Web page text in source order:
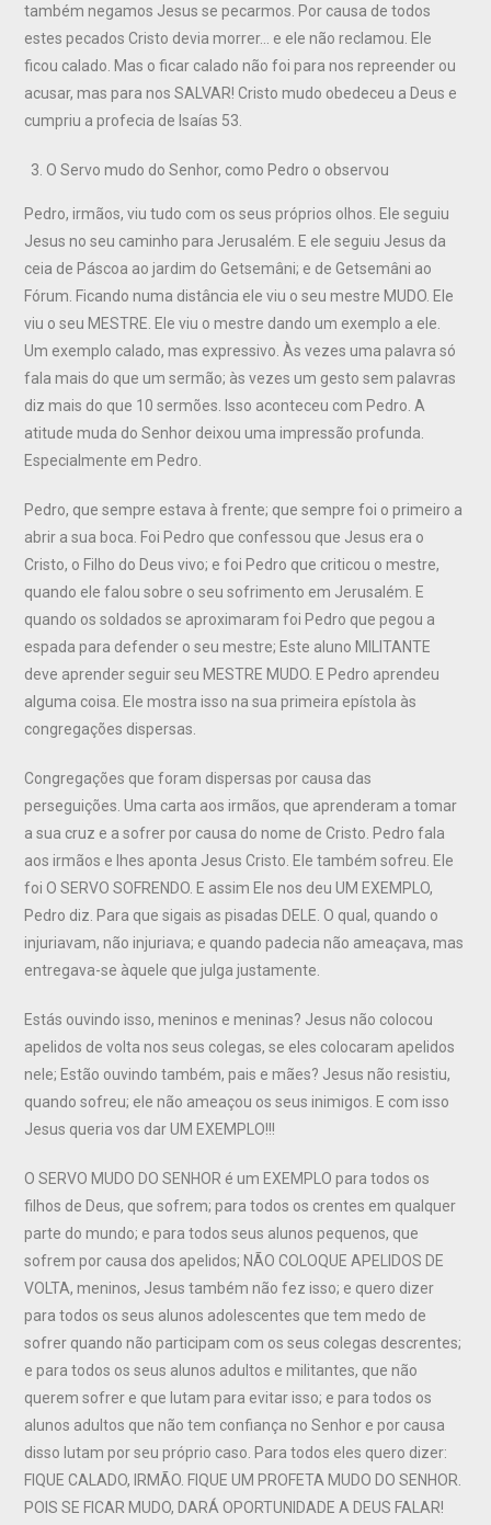
também negamos Jesus se pecarmos. Por causa de todos
estes pecados Cristo devia morrer… e ele não reclamou. Ele
ficou calado. Mas o ficar calado não foi para nos repreender ou
acusar, mas para nos SALVAR! Cristo mudo obedeceu a Deus e
cumpriu a profecia de Isaías 53.
O Servo mudo do Senhor, como Pedro o observou
Pedro, irmãos, viu tudo com os seus próprios olhos. Ele seguiu
Jesus no seu caminho para Jerusalém. E ele seguiu Jesus da
ceia de Páscoa ao jardim do Getsemâni; e de Getsemâni ao
Fórum. Ficando numa distância ele viu o seu mestre MUDO. Ele
viu o seu MESTRE. Ele viu o mestre dando um exemplo a ele.
Um exemplo calado, mas expressivo. Às vezes uma palavra só
fala mais do que um sermão; às vezes um gesto sem palavras
diz mais do que 10 sermões. Isso aconteceu com Pedro. A
atitude muda do Senhor deixou uma impressão profunda.
Especialmente em Pedro.
Pedro, que sempre estava à frente; que sempre foi o primeiro a
abrir a sua boca. Foi Pedro que confessou que Jesus era o
Cristo, o Filho do Deus vivo; e foi Pedro que criticou o mestre,
quando ele falou sobre o seu sofrimento em Jerusalém. E
quando os soldados se aproximaram foi Pedro que pegou a
espada para defender o seu mestre; Este aluno MILITANTE
deve aprender seguir seu MESTRE MUDO. E Pedro aprendeu
alguma coisa. Ele mostra isso na sua primeira epístola às
congregações dispersas.
Congregações que foram dispersas por causa das
perseguições. Uma carta aos irmãos, que aprenderam a tomar
a sua cruz e a sofrer por causa do nome de Cristo. Pedro fala
aos irmãos e lhes aponta Jesus Cristo. Ele também sofreu. Ele
foi O SERVO SOFRENDO. E assim Ele nos deu UM EXEMPLO,
Pedro diz. Para que sigais as pisadas DELE. O qual, quando o
injuriavam, não injuriava; e quando padecia não ameaçava, mas
entregava-se àquele que julga justamente.
Estás ouvindo isso, meninos e meninas? Jesus não colocou
apelidos de volta nos seus colegas, se eles colocaram apelidos
nele; Estão ouvindo também, pais e mães? Jesus não resistiu,
quando sofreu; ele não ameaçou os seus inimigos. E com isso
Jesus queria vos dar UM EXEMPLO!!!
O SERVO MUDO DO SENHOR é um EXEMPLO para todos os
filhos de Deus, que sofrem; para todos os crentes em qualquer
parte do mundo; e para todos seus alunos pequenos, que
sofrem por causa dos apelidos; NÃO COLOQUE APELIDOS DE
VOLTA, meninos, Jesus também não fez isso; e quero dizer
para todos os seus alunos adolescentes que tem medo de
sofrer quando não participam com os seus colegas descrentes;
e para todos os seus alunos adultos e militantes, que não
querem sofrer e que lutam para evitar isso; e para todos os
alunos adultos que não tem confiança no Senhor e por causa
disso lutam por seu próprio caso. Para todos eles quero dizer:
FIQUE CALADO, IRMÃO. FIQUE UM PROFETA MUDO DO SENHOR.
POIS SE FICAR MUDO, DARÁ OPORTUNIDADE A DEUS FALAR!